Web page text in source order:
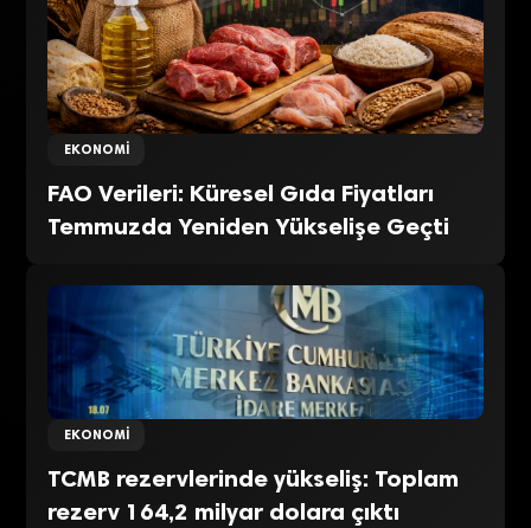
EKONOMI
FAO Verileri: Küresel Gıda Fiyatları
Temmuzda Yeniden Yükselişe Geçti
EKONOMI
TCMB rezervlerinde yükseliş: Toplam
rezerv 164,2 milyar dolara çıktı